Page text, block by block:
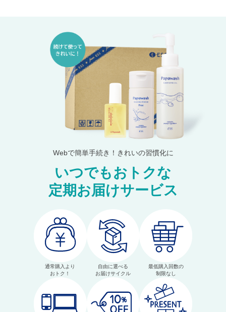
Webで簡単手続き！きれいの習慣化に
いつでもおトクな
定期お届けサービス
通常購入より
おトク！
自由に選べる
お届けサイクル
最低購入回数の
制限なし